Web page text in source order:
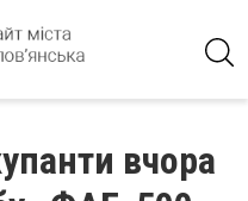
вчора